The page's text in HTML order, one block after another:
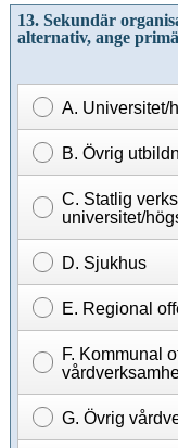
13.Sekundär
alternativ, ange
A. Universitet/
B. Övrig
C. Statlig
universitet/
D. Sjukhus
E. Regional
F. Kommunal
G. Övrig